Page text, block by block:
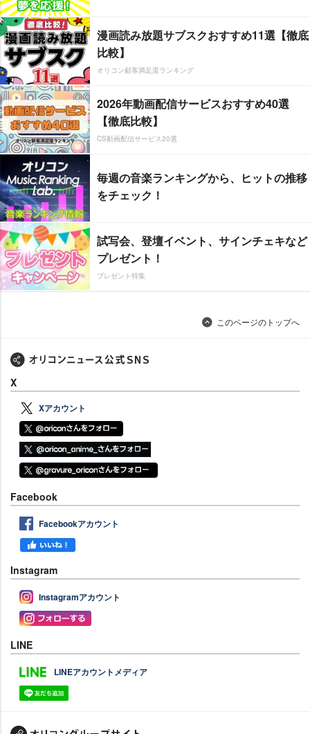
漫画読み放題サブスクおすすめ11選【徹底
比較】
オリコン顧客満足度ランキング
2026年動画配信サービスおすすめ40選
【徹底比較】
CS動画配信サービス20選
毎週の音楽ランキングから、ヒットの推移
をチェック！
試写会、登壇イベント、サインチェキなど
プレゼント！
プレゼント特集
このページのトップへ
X
Xアカウント
Facebook
Facebookアカウント
Instagram
Instagramアカウント
LINE
LINEアカウントメディア